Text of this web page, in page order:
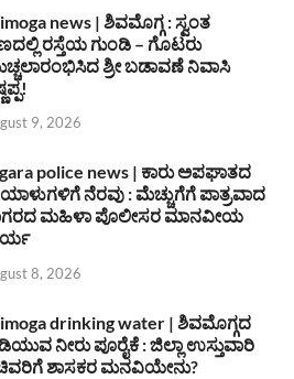
news | ಶಿವಮೊಗ್ಗ : ಸ್ವಂತ
ರಸ್ತೆಯ ಗುಂಡಿ – ಗೊಟರು
ಶ್ರೀ ಬಡಾವಣೆ ನಿವಾಸಿ
9, 2026
police news | ಕಾರು ಅಪಘಾತದ
ನೆರವು : ಮೆಚ್ಚುಗೆಗೆ ಪಾತ್ರವಾದ
ಮಹಿಳಾ ಪೊಲೀಸರ ಮಾನವೀಯ
8, 2026
drinking water | ಶಿವಮೊಗ್ಗದ
ನೀರು ಪೂರೈಕೆ : ಜಿಲ್ಲಾ ಉಸ್ತುವಾರಿ
ಶಾಸಕರ ಮನವಿಯೇನು?